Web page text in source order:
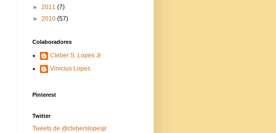
► 2011 (7)
► 2010 (57)
Colaboradores
Cleber S. Lopes Jr
Vinicius Lopes
Pinterest
Twitter
Tweets de @cleberslopesjr